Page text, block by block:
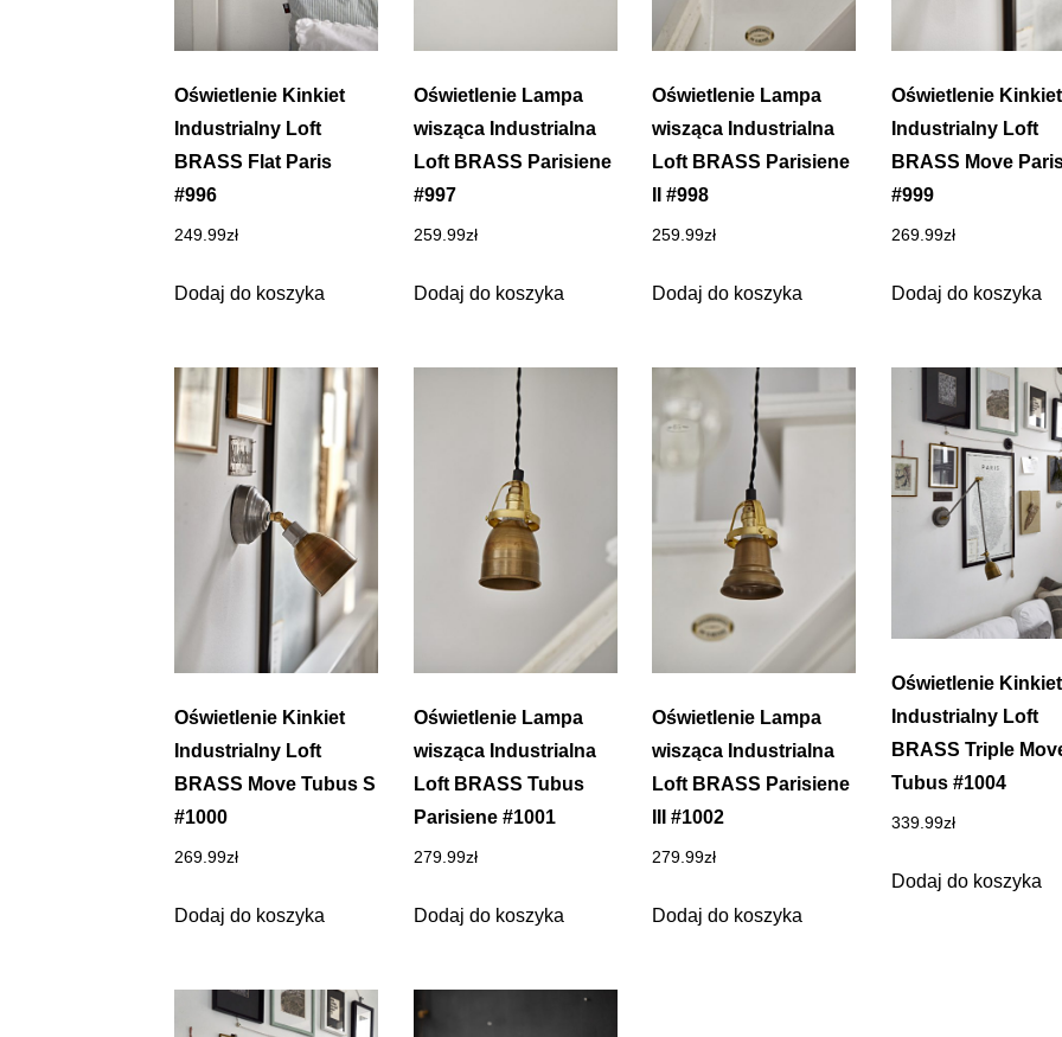
Oświetlenie Kinkiet
Industrialny Loft
BRASS Flat Paris
#996
249.99zł
Dodaj do koszyka
Oświetlenie Lampa
wisząca Industrialna
Loft BRASS Parisiene
#997
259.99zł
Dodaj do koszyka
Oświetlenie Lampa
wisząca Industrialna
Loft BRASS Parisiene
II #998
259.99zł
Dodaj do koszyka
Oświetlenie Kinkiet
Industrialny Loft
BRASS Move
#999
269.99zł
Dodaj do koszyka
Oświetlenie Kinkiet
Industrialny Loft
BRASS Move Tubus S
#1000
269.99zł
Dodaj do koszyka
Oświetlenie Lampa
wisząca Industrialna
Loft BRASS Tubus
Parisiene #1001
279.99zł
Dodaj do koszyka
Oświetlenie Lampa
wisząca Industrialna
Loft BRASS Parisiene
III #1002
279.99zł
Dodaj do koszyka
Oświetlenie Kinkiet
Industrialny Loft
BRASS Triple
Tubus #1004
339.99zł
Dodaj do koszyka